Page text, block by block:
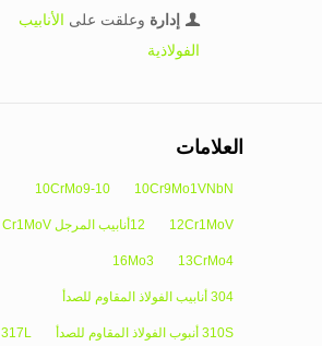
إدارة وعلقت على الأنابيب
الفولاذية
العلامات
10Cr9Mo1VNbN
10CrMo9-10
12Cr1MoV 12أنابيب المرجل Cr1MoV
13CrMo4
16Mo3
304 أنابيب الفولاذ المقاوم للصدأ
310S أنبوب الفولاذ المقاوم للصدأ 317L